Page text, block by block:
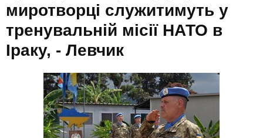
миротворці служитимуть у
тренувальній місії НАТО в
Іраку, - Левчик